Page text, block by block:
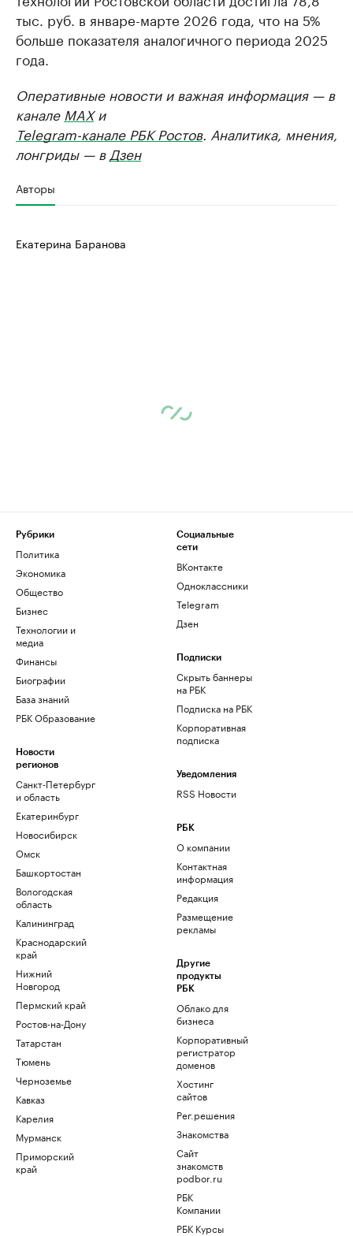
тыс. руб. в январе-марте 2026 года, что на 5%
больше показателя аналогичного периода 2025
года.
Оперативные новости и важная информация — в
канале MAXи
Telegram-канале РБК Ростов. Аналитика, мнения,
лонгриды — в Дзен
Авторы
Екатерина Баранова
Рубрики
Политика
Экономика
Общество
Бизнес
Технологии и
медиа
Финансы
Биографии
База знаний
РБК Образование
Новости
регионов
Санкт-Петербург
и область
Екатеринбург
Новосибирск
Омск
Башкортостан
Вологодская
область
Калининград
Краснодарский
край
Нижний
Новгород
Пермский край
Ростов-на-Дону
Татарстан
Тюмень
Черноземье
Кавказ
Карелия
Мурманск
Приморский
край
Социальные
сети
ВКонтакте
Одноклассники
Telegram
Дзен
Подписки
Скрыть баннеры
на РБК
Подписка на РБК
Корпоративная
подписка
Уведомления
RSS Новости
РБК
О компании
Контактная
информация
Редакция
Размещение
рекламы
Другие
продукты
РБК
Облако для
бизнеса
Корпоративный
регистратор
доменов
Хостинг
сайтов
Рег.решения
Знакомства
Сайт
знакомств
podbor.ru
РБК
Компании
РБК Курсы